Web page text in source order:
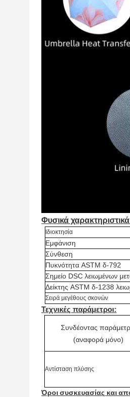
Φυσικά
Ιδιοκτησία
Εμφάνιση
Σύνθεση
Πυκνότητα ASTM δ-792
Σημείο DSC λειωμένων
Δείκτης ASTM δ-1238
Σειρά μεγέθους σκονών
Τεχνικές παράμετροι:
Συνδέοντας
(αναφορά μόνο)
Αντίσταση πλύσης
Όροι συσκευασίας και